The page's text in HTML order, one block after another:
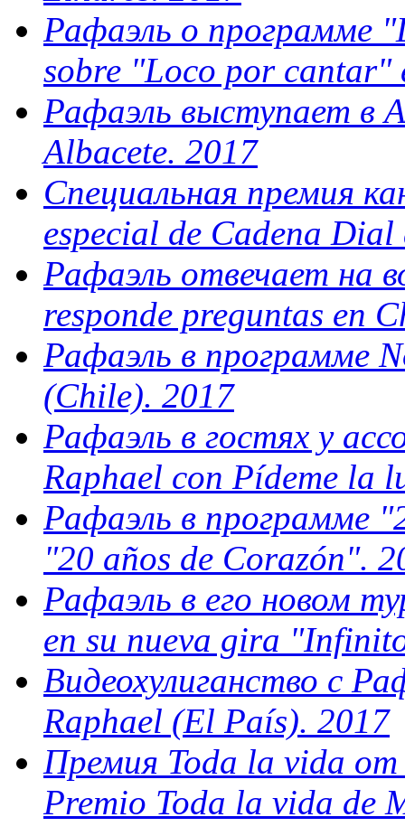
Рафаэль о программе
sobre "Loco por cantar"
Рафаэль выступает в
Albacete. 2017
Специальная премия
especial de Cadena
Рафаэль отвечает на
responde preguntas en
Рафаэль в программе
(Chile). 2017
Рафаэль в гостях у
Raphael con Pídeme la
Рафаэль в программе
"20 años de Corazón".
Рафаэль в его новом
en su nueva gira
Видеохулиганство с
Raphael (El País). 2017
Премия Toda la vida
Premio Toda la vida de